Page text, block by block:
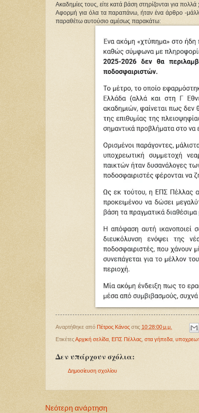
Ακαδημίες τους, είτε κατά βάση στηρίζονται για
Αφορμή για όλα τα παραπάνω, ήταν ένα άρθρο -
παραθέτω αυτούσιο αμέσως παρακάτω:
Αναρτήθηκε από Πέτρος Κάνος στις 10:28:00 μ.μ.
ΕτικέτεςΑρχική σελίδα ΕΠΣ Πέλλας στα γήπεδα
Δεν υπάρχουν σχόλια:
Δημοσίευση σχολίου
Νεότερη ανάρτηση